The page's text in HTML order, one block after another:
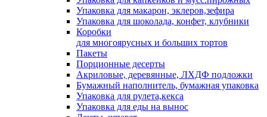
Упаковка для макарон, эклеров,зефира
Упаковка для шоколада, конфет, клубники
Коробки
для многоярусных и больших тортов
Пакеты
Порционные десерты
Акриловые, деревянные, ЛХДФ подложки
Бумажный наполнитель, бумажная упаковка
Упаковка для рулета,кекса
Упаковка для еды на вынос